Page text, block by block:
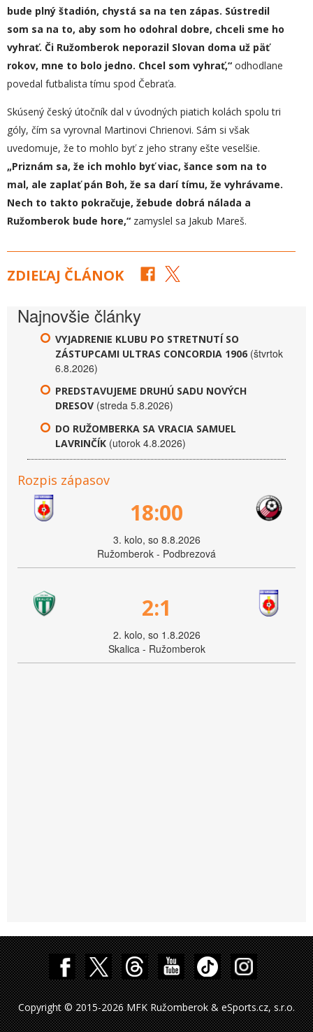
bude plný štadión, chystá sa na ten zápas. Sústredil
som sa na to, aby som ho odohral dobre, chceli sme ho
vyhrať. Či Ružomberok neporazil Slovan doma už päť
rokov, mne to bolo jedno. Chcel som vyhrať,“ odhodlane
povedal futbalista tímu spod Čebraťa.
Skúsený český útočník dal v úvodných piatich kolách spolu tri
góly, čím sa vyrovnal Martinovi Chrienovi. Sám si však
uvedomuje, že to mohlo byť z jeho strany ešte veselšie.
„Priznám sa, že ich mohlo byť viac, šance som na to
mal, ale zaplať pán Boh, že sa darí tímu, že vyhrávame.
Nech to takto pokračuje, žebude dobrá nálada a
Ružomberok bude hore,“ zamyslel sa Jakub Mareš.
ZDIEĽAJ ČLÁNOK
Najnovšie články
VYJADRENIE KLUBU PO STRETNUTÍ SO
ZÁSTUPCAMI ULTRAS CONCORDIA 1906 (štvrtok
6.8.2026)
PREDSTAVUJEME DRUHÚ SADU NOVÝCH
DRESOV (streda 5.8.2026)
DO RUŽOMBERKA SA VRACIA SAMUEL
LAVRINČÍK (utorok 4.8.2026)
Rozpis zápasov
18:00
3. kolo, so 8.8.2026
Ružomberok - Podbrezová
2:1
2. kolo, so 1.8.2026
Skalica - Ružomberok
Copyright © 2015-2026 MFK Ružomberok & eSports.cz, s.r.o.